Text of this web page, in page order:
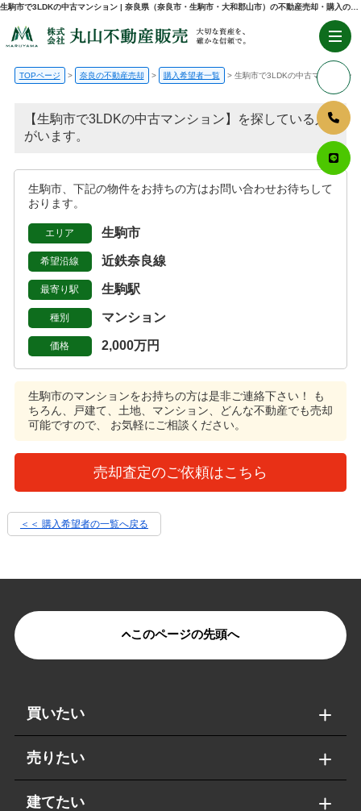
TOPページ 奈良の不動産売却 購入希望者一覧 生駒市で3LDKの中古マンション
【生駒市で3LDKの中古マンション】を探している人
がいます。
生駒市、下記の物件をお持ちの方はお問い合わせお待ちして
おります。
エリア 生駒市
希望沿線 近鉄奈良線
最寄り駅 生駒駅
種別 マンション
価格 2,000万円
生駒市のマンションをお持ちの方は是非ご連絡下さい！
も
ちろん、戸建て、土地、マンション、どんな不動産でも売却
可能ですので、 お気軽にご相談ください。
売却査定のご依頼はこちら
＜＜ 購入希望者の一覧へ戻る
このページの先頭へ
買いたい
売りたい
建てたい